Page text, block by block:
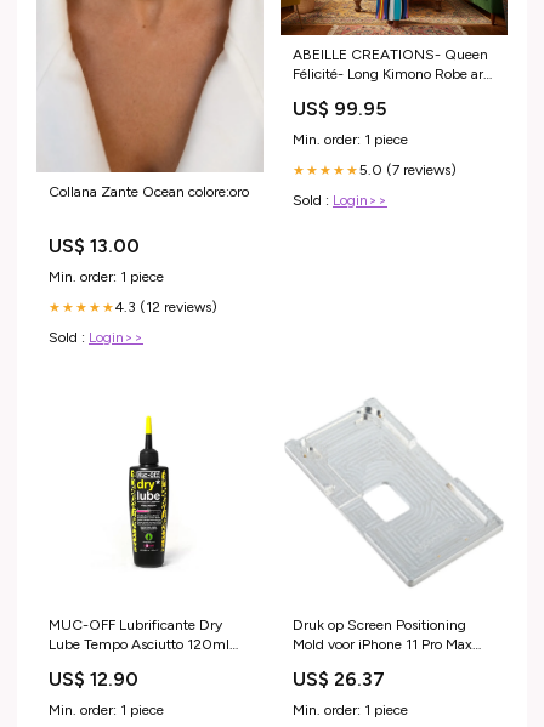
Collana Zante Ocean colore:oro
US$ 13.00
Min. order: 1 piece
★★★★★4.3 (12 reviews)
Sold : Login>>
ABEILLE CREATIONS- Queen
Félicité- Long Kimono Robe art
US$ 99.95
Min. order: 1 piece
★★★★★5.0 (7 reviews)
Sold : Login>>
MUC-OFF Lubrificante Dry
Lube Tempo Asciutto 120ml
US$ 12.90
Min. order: 1 piece
Druk op Screen Positioning
Mold voor iPhone 11 Pro Max
s5610
US$ 26.37
Min. order: 1 piece